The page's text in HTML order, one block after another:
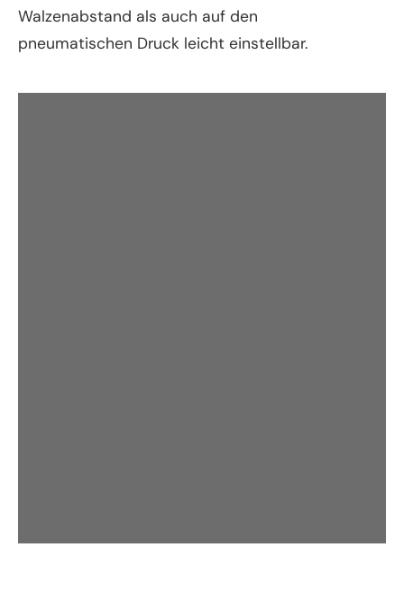
Walzenabstand als auch auf den
pneumatischen Druck leicht einstellbar.